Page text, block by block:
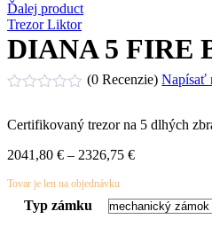
Ďalej product
Trezor Liktor
DIANA 5 FIRE
z
(0 Recenzie)Napísať
Certifikovaný trezor na 5 dlhých
2041,80 € – 2326,75 €Price
through
2326,75 €
Tovar je len na objednávku
Typ zámku